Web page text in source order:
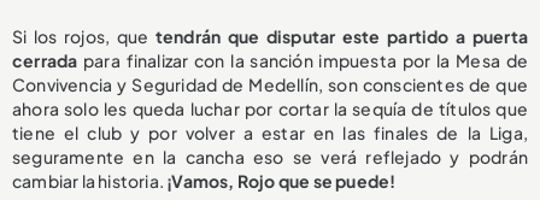
Si los rojos, que tendrán que disputar este partido a puerta
cerrada para finalizar con la sanción impuesta por la Mesa de
Convivencia y Seguridad de Medellín, son conscientes de que
ahora solo les queda luchar por cortar la sequía de títulos que
tiene el club y por volver a estar en las finales de la Liga,
seguramente en la cancha eso se verá reflejado y podrán
cambiar la historia. ¡Vamos, Rojo que se puede!